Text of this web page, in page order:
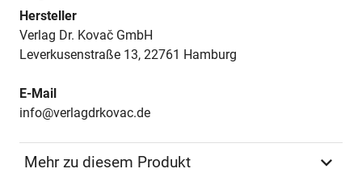
Hersteller
Verlag Dr. Kovač GmbH
Leverkusenstraße 13, 22761 Hamburg
E-Mail
info@verlagdrkovac.de
Mehr zu diesem Produkt